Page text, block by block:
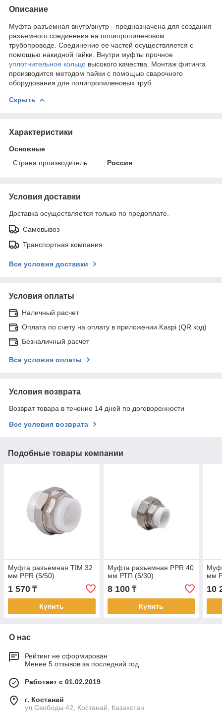
Описание
Муфта разъемная внутр/внутр - предназначена для создания
разъемного соединения на полипропиленовом
трубопроводе. Соединение ее частей осуществляется с
помощью накидной гайки. Внутри муфты прочное
уплотнительное кольцо высокого качества. Монтаж фитинга
производится методом пайки с помощью сварочного
оборудования для полипропиленовых труб.
Скрыть
Характеристики
Основные
Страна производитель
Россия
Условия доставки
Доставка осуществляется только по предоплате.
Самовывоз
Транспортная компания
Все условия доставки
Условия оплаты
Наличный расчет
Оплата по счету на оплату в приложении Kaspi (QR код)
Безналичный расчет
Все условия оплаты
Условия возврата
Возврат товара в течение 14 дней по договоренности
Все условия возврата
Подобные товары компании
Муфта разъемная TIM 32
мм PPR (5/50)
1 570 ₸
Купить
Муфта разъемная PPR 40
мм РТП (5/30)
8 100₸
Купить
мм
10
О нас
Рейтинг не сформирован
Менее 5 отзывов за последний год
Работает с 01.02.2019
г. Костанай
ул.Свободы 42, Костанай, Казахстан